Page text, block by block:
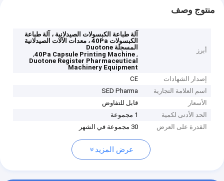
منتوج وصف
أبرز
آلة طباعة الكبسولات الصيدلانية ، آلة طباعة
الكبسولات 40Pa ، معدات الآلات الصيدلانية
المسجلة Duotone
,
40Pa Capsule Printing Machine
,
Duotone Register Pharmaceutical
Machinery Equipment
إصدار الشهادات
CE
اسم العلامة التجارية
SED Pharma
الأسعار
قابل للتفاوض
الحد الأدنى لكمية
1 مجموعة
القدرة على العرض
30 مجموعة في الشهر
عرض المزيد